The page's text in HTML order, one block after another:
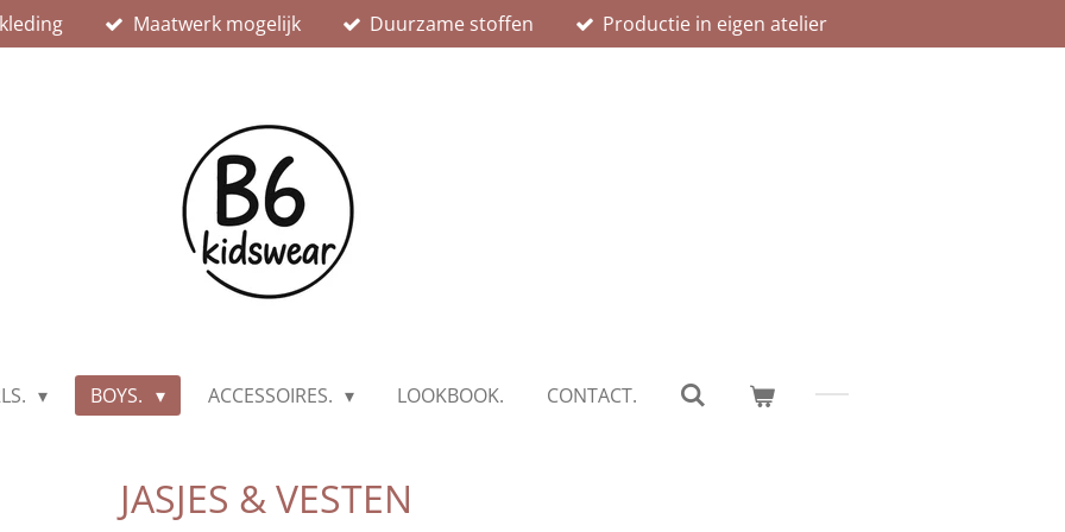
Maatwerk mogelijk Duurzame stoffen Productie in eigen atelier
BOYS. ACCESSOIRES. LOOKBOOK. CONTACT.
JASJES & VESTEN